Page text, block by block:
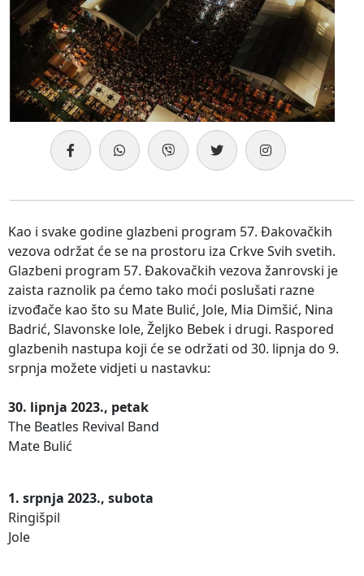
Kao i svake godine glazbeni program 57. Đakovačkih
vezova održat će se na prostoru iza Crkve Svih svetih.
Glazbeni program 57. Đakovačkih vezova žanrovski je
zaista raznolik pa ćemo tako moći poslušati razne
izvođače kao što su Mate Bulić, Jole, Mia Dimšić, Nina
Badrić, Slavonske lole, Željko Bebek i drugi. Raspored
glazbenih nastupa koji će se održati od 30. lipnja do 9.
srpnja možete vidjeti u nastavku:
30. lipnja 2023., petak
The Beatles Revival Band
Mate Bulić
1. srpnja 2023., subota
Ringišpil
Jole